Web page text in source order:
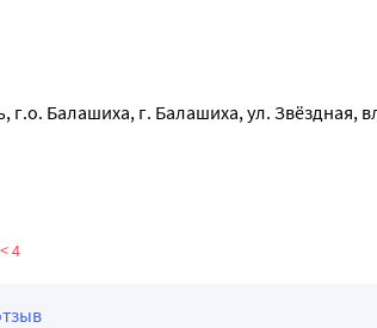
г.о. Балашиха, г. Балашиха, ул. Звёздная,
4